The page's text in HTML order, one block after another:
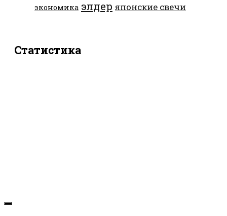
экономика элдер японские свечи
Статистика